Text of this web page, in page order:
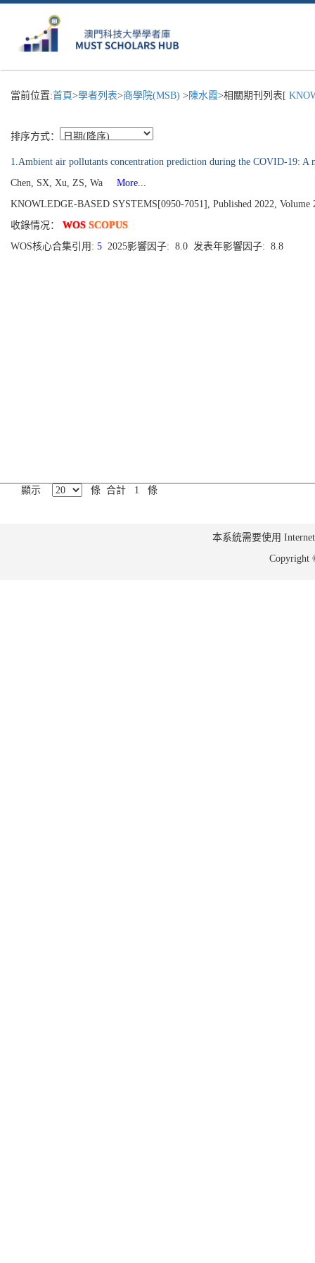
當前位置:首頁>學者列表>商學院(MSB) > 陳水霞>相關期刊列表[
排序方式：
1.Ambient air pollutants concentration prediction during the COVID-19: A
Chen, SX, Xu, ZS, Wa
More...
KNOWLEDGE-BASED SYSTEMS[0950-7051], Published 2022, Volume
收錄情况： WOS SCOPUS
WOS核心合集引用: 5 2025影響因子: 8.0 发表年影響因子: 8.8
顯示 條 合計 1 條
本系統需要使用
Copyright